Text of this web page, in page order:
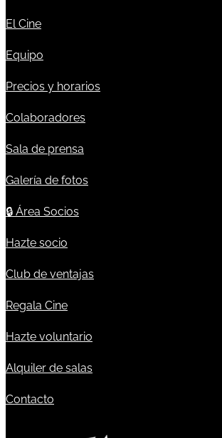
El Cine
Equipo
Precios y horarios
Colaboradores
Sala de prensa
Galería de fotos
🔒 Área Socios
Hazte socio
Club de ventajas
Regala Cine
Hazte voluntario
Alquiler de salas
Contacto